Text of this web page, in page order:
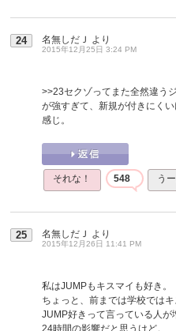
24 名無しだＪ より
2015年12月25日 3:24 PM
>>23セクゾってまた全然違う
が強すぎて、新規が付きにく
感じ。
それな！ 548 う
25 名無しだＪ より
2015年12月26日 11:41 PM
私はJUMPもキスマイも好き。
ちょっと、前までは学校では
JUMP好きって言っている人が
24時間の影響だと思うけど。